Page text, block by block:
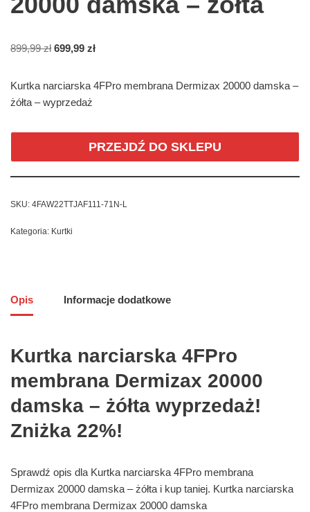
899,99zł 699,99 zł
Kurtka narciarska 4FPro membrana Dermizax 20000 damska –
żółta – wyprzedaż
PRZEJDŹ DO SKLEPU
SKU: 4FAW22TTJAF111-71N-L
Kategoria: Kurtki
Opis Informacje dodatkowe
Kurtka narciarska 4FPro
membrana Dermizax 20000
damska – żółta wyprzedaż!
Zniżka 22%!
Sprawdź opis dla Kurtka narciarska 4FPro membrana
Dermizax 20000 damska – żółta i kup taniej. Kurtka narciarska
4FPro membrana Dermizax 20000 damska